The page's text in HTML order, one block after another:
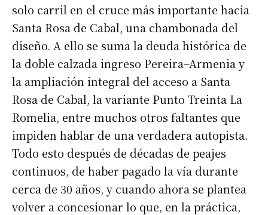
solo carril en el cruce más importante hacia
Santa Rosa de Cabal, una chambonada del
diseño. A ello se suma la deuda histórica de
la doble calzada ingreso Pereira–Armenia y
la ampliación integral del acceso a Santa
Rosa de Cabal, la variante Punto Treinta La
Romelia, entre muchos otros faltantes que
impiden hablar de una verdadera autopista.
Todo esto después de décadas de peajes
continuos, de haber pagado la vía durante
cerca de 30 años, y cuando ahora se plantea
volver a concesionar lo que, en la práctica,